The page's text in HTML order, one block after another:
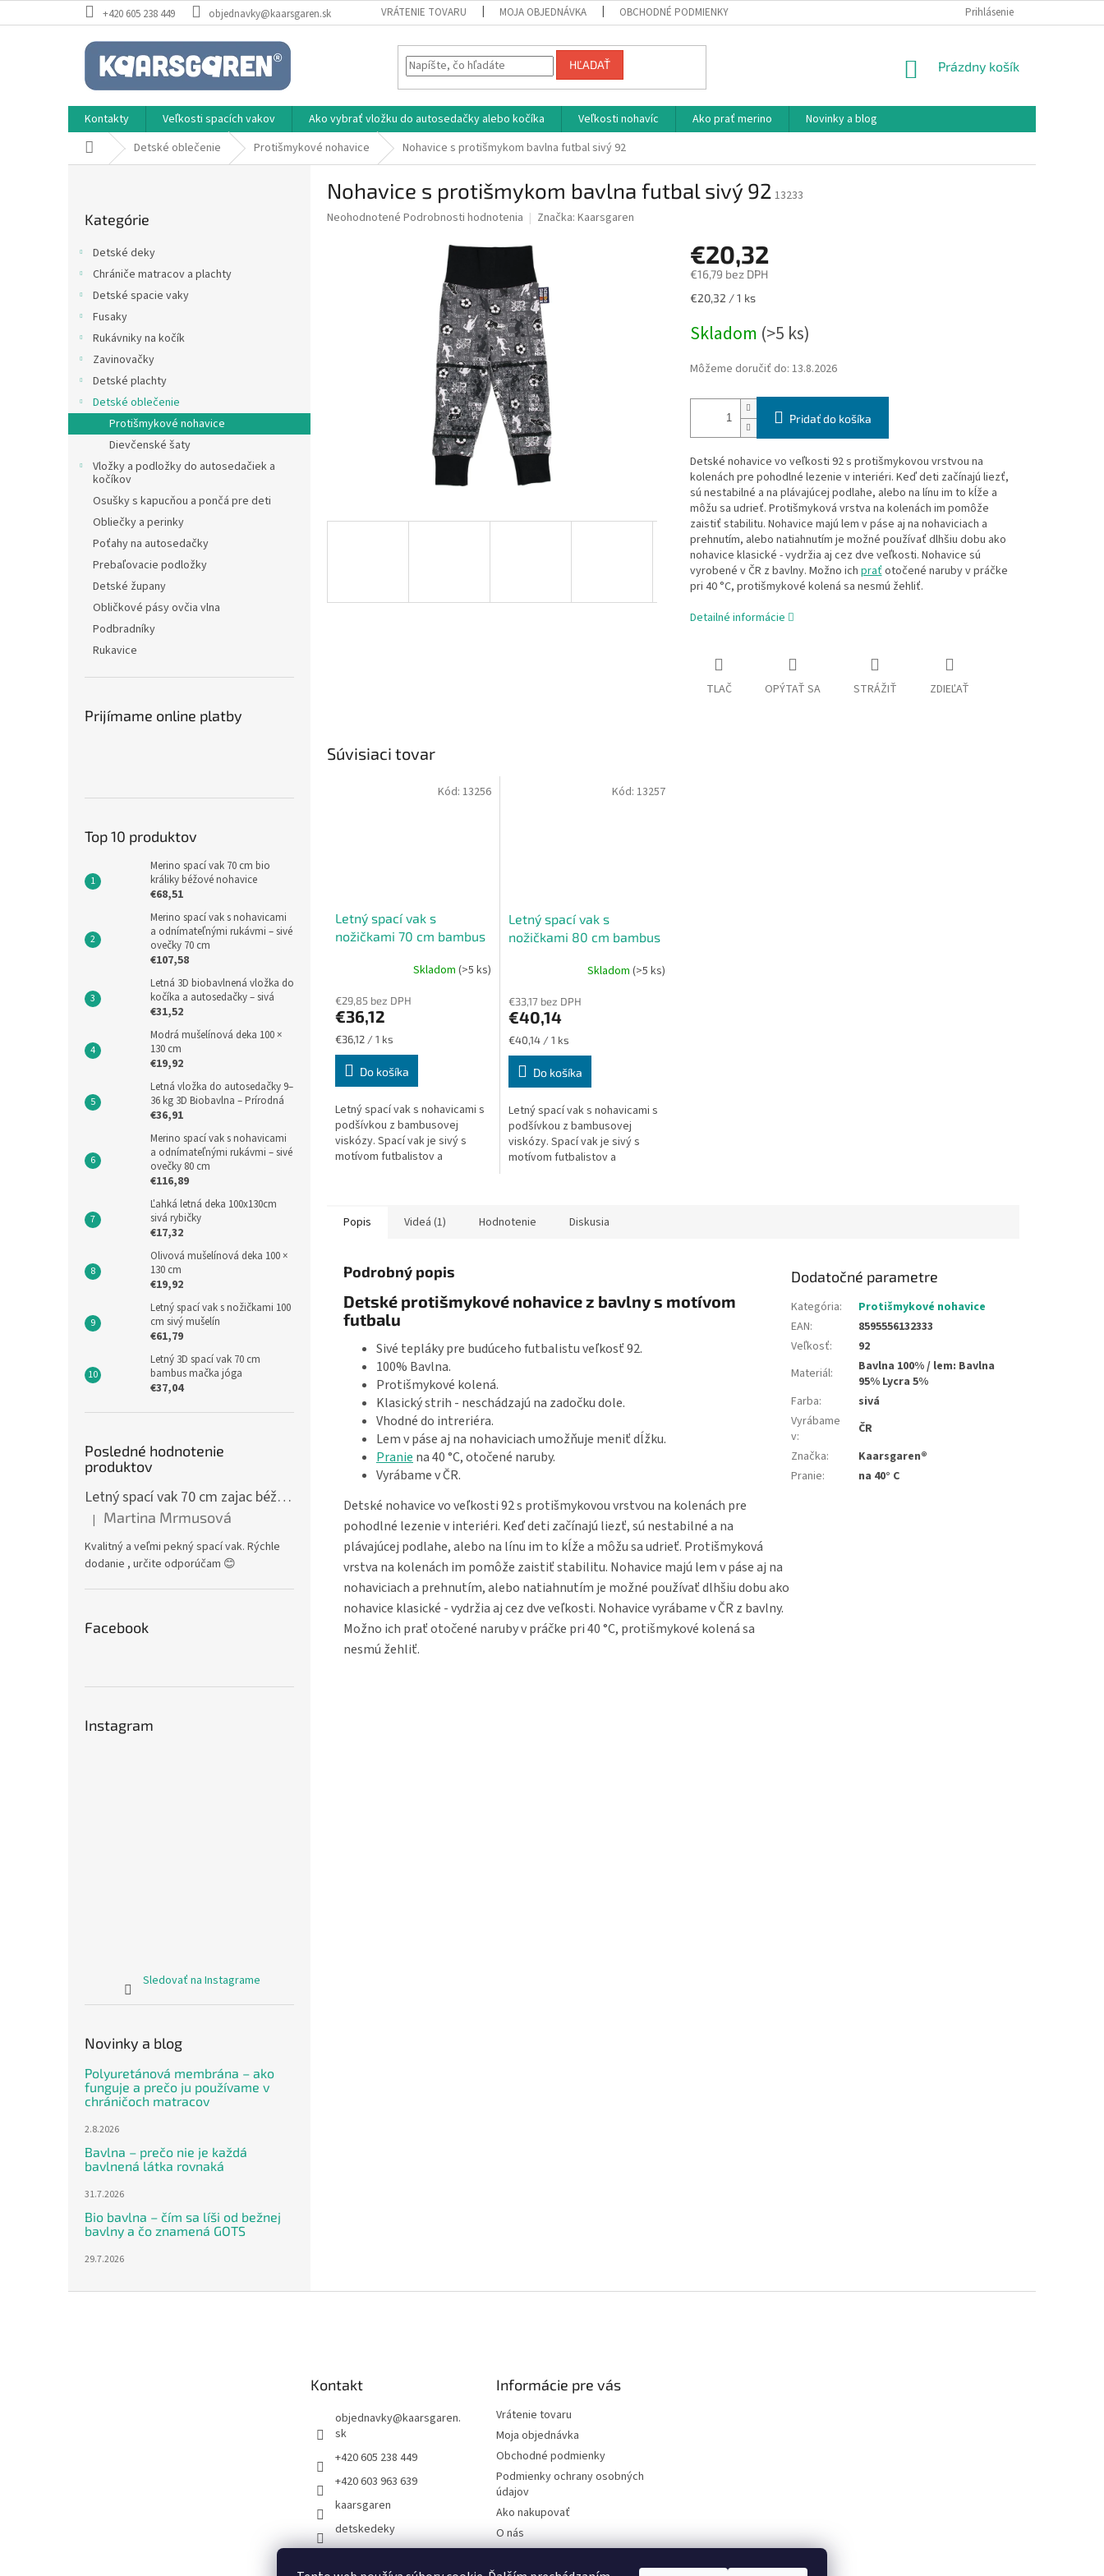
na
+420 605 238 449 objednavky@kaarsgaren.sk VRÁTENIE TOVARU MOJA OBJEDNÁVKA OBCHODNÉ PODMIENKY AKO NAKUPOVAŤ
Prihlásenie
HĽADAŤ
NÁKUPNÝ
Prázdny košík
Kontakty Veľkosti spacích vakov Ako vybrať vložku do autosedačky alebo kočíka Veľkosti nohavíc Ako prať merino
Novinky a blog
DomovDetské oblečenie Protišmykové nohavice Nohavice s protišmykom bavlna futbal sivý 92
kategórie
Kategórie
Detské deky
Chrániče matracov a plachty
Detské spacie vaky
Fusaky
Rukávniky na kočík
Zavinovačky
Detské plachty
Detské oblečenie
Protišmykové nohavice
Dievčenské šaty
Vložky a podložky do autosedačiek a
kočíkov
Osušky s kapucňou a pončá pre deti
Obliečky a perinky
Poťahy na autosedačky
Prebaľovacie podložky
Detské župany
Obličkové pásy ovčia vlna
Podbradníky
Rukavice
Prijímame online platby
Top 10 produktov
Merino spací vak 70 cm bio
králiky béžové nohavice
€68,51
Merino spací vak s nohavicami
a odnímateľnými rukávmi – sivé
ovečky 70 cm
€107,58
Letná 3D biobavlnená vložka do
kočíka a autosedačky – sivá
€31,52
Modrá mušelínová deka 100 ×
130 cm
€19,92
Letná vložka do autosedačky 9–
36 kg 3D Biobavlna – Prírodná
€36,91
Merino spací vak s nohavicami
a odnímateľnými rukávmi – sivé
ovečky 80 cm
€116,89
Ľahká letná deka 100x130cm
sivá rybičky
€17,32
Olivová mušelínová deka 100 ×
130 cm
€19,92
Letný spací vak s nožičkami 100
cm sivý mušelín
€61,79
Letný 3D spací vak 70 cm
bambus mačka jóga
€37,04
Posledné hodnotenie
produktov
Letný spací vak 70 cm zajac béžový zips na boku
Hodnotenie produktu je 5 z 5 hviezdičiek.
| Martina Mrmusová
Kvalitný a veľmi pekný spací vak. Rýchle
dodanie , určite odporúčam 😊
Facebook
Instagram
Sledovať na Instagrame
Novinky a blog
Polyuretánová membrána – ako
funguje a prečo ju používame v
chráničoch matracov
2.8.2026
Bavlna – prečo nie je každá
bavlnená látka rovnaká
31.7.2026
Bio bavlna – čím sa líši od bežnej
bavlny a čo znamená GOTS
29.7.2026
Nohavice s protišmykom bavlna futbal sivý 92 13233
Priemerné
Neohodnotené Podrobnosti hodnotenia Značka: Kaarsgaren
€20,32
€16,79 bez DPH
Jednotková
€20,32 / 1 ks
Skladom (>5 ks)
Môžeme doručiť do: 13.8.2026
Pridať do košíka
Detské nohavice vo veľkosti 92 s protišmykovou vrstvou na
kolenách pre pohodlné lezenie v interiéri. Keď deti začínajú liezť,
sú nestabilné a na plávajúcej podlahe, alebo na línu im to kĺže a
môžu sa udrieť. Protišmyková vrstva na kolenách im pomôže
zaistiť stabilitu. Nohavice majú lem v páse aj na nohaviciach a
prehnutím, alebo natiahnutím je možné používať dlhšiu dobu ako
nohavice klasické - vydržia aj cez dve veľkosti. Nohavice sú
vyrobené v ČR z bavlny. Možno ich praťotočené naruby v práčke
pri 40 °C, protišmykové kolená sa nesmú žehliť.
Detailné informácie
TLAČ OPÝTAŤ SA STRÁŽIŤ ZDIEĽAŤ
Súvisiaci tovar
Letný spací vak s
nožičkami 70 cm bambus
Skladom (>5 ks)
€29,85 bez DPH
€36,12
Jednotková
cena:
€36,12 / 1 ks
Do košíka
Letný spací vak s nohavicami s
podšívkou z bambusovej
viskózy. Spací vak je sivý s
motívom futbalistov a
Kód: 13256
Letný spací vak s
nožičkami 80 cm bambus
Skladom (>5 ks)
€33,17 bez DPH
€40,14
Jednotková
cena:
€40,14 / 1 ks
Do košíka
Letný spací vak s nohavicami s
podšívkou z bambusovej
viskózy. Spací vak je sivý s
motívom futbalistov a
Kód: 13257
Popis Videá (1) Hodnotenie Diskusia
Podrobný popis
Detské protišmykové nohavice z bavlny s motívom
futbalu
Sivé tepláky pre budúceho futbalistu veľkosť 92.
100% Bavlna.
Protišmykové kolená.
Klasický strih - neschádzajú na zadočku dole.
Vhodné do intreriéra.
Lem v páse aj na nohaviciach umožňuje meniť dĺžku.
Pranie na 40 °C, otočené naruby.
Vyrábame v ČR.
Detské nohavice vo veľkosti 92 s protišmykovou vrstvou na kolenách pre
pohodlné lezenie v interiéri. Keď deti začínajú liezť, sú nestabilné a na
plávajúcej podlahe, alebo na línu im to kĺže a môžu sa udrieť. Protišmyková
vrstva na kolenách im pomôže zaistiť stabilitu. Nohavice majú lem v páse aj na
nohaviciach a prehnutím, alebo natiahnutím je možné používať dlhšiu dobu ako
nohavice klasické - vydržia aj cez dve veľkosti. Nohavice vyrábame v ČR z bavlny.
Možno ich prať otočené naruby v práčke pri 40 °C, protišmykové kolená sa
nesmú žehliť.
Dodatočné parametre
Kategória:
Protišmykové nohavice
EAN:
8595556132333
Veľkosť:
92
Materiál:
Bavlna 100% / lem: Bavlna
95% Lycra 5%
Farba:
sivá
Vyrábame
v:
ČR
Značka:
Kaarsgaren®
Pranie: na 40° C
Kontakt
objednavky@kaarsgaren.
sk
+420 605 238 449
+420 603 963 639
kaarsgaren
detskedeky
Kaarsgaren Textile
Informácie pre vás
Vrátenie tovaru
Moja objednávka
Obchodné podmienky
Podmienky ochrany osobných
údajov
Ako nakupovať
O nás